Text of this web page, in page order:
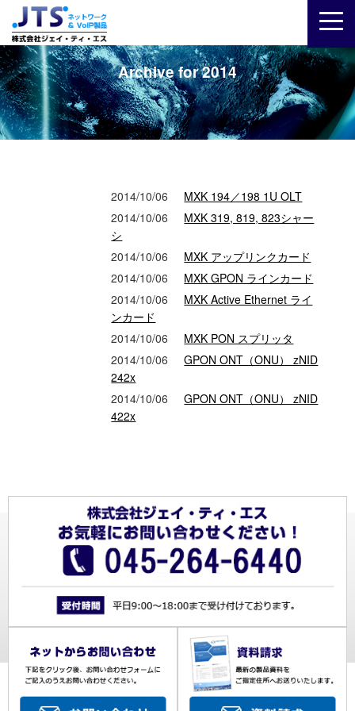
Archive for 2014
2014/10/06
MXK 194／198 1U OLT
2014/10/06
MXK 319, 819, 823シャー
シ
2014/10/06
MXK アップリンクカード
2014/10/06
MXK GPON ラインカード
2014/10/06
MXK Active Ethernet ライ
ンカード
2014/10/06
MXK PON スプリッタ
2014/10/06
GPON ONT（ONU） zNID
242x
2014/10/06
GPON ONT（ONU） zNID
422x